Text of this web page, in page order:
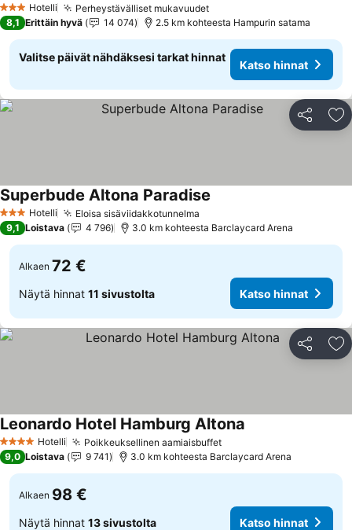
3 Tähtiluokitus
Hotelli Perheystävälliset mukavuudetKatso hinnat
8,1 Erittäin hyvä 14 074 2.5 km kohteesta Hampurin satama
Valitse päivät nähdäksesi tarkat hinnat
Katso hinnat
Jaa
3 Tähtiluokitus
Hotelli Eloisa sisäviidakkotunnelma
Superbude Altona Paradise
9,1 Loistava 4 796 3.0 km kohteesta Barclaycard Arena
Alkaen 72 €
Näytä hinnat 11 sivustolta Katso hinnat
Jaa
4 Tähtiluokitus
Hotelli Poikkeuksellinen aamiaisbuffetKatso hinnat
Leonardo Hotel Hamburg Altona
9,0 Loistava 9 741 3.0 km kohteesta Barclaycard Arena
Alkaen 98 €
Näytä hinnat 13 sivustolta Katso hinnat